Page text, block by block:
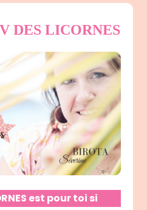
DES LICORNES
est pour toi si